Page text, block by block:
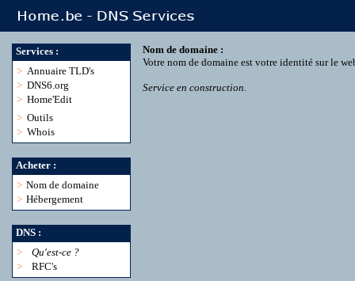
Services :
> Annuaire TLD's
> DNS6.org
> Home'Edit
> Outils
> Whois
Acheter :
> Nom de domaine
> Hébergement
DNS :
>
Qu'est-ce ?
>
RFC's
Nom de domaine :
Votre nom de domaine est votre identité sur le
Service en construction.